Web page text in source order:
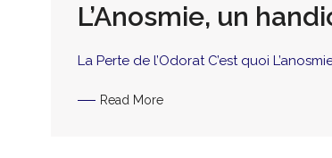
L’Anosmie, un
La Perte de l’Odorat C’est quoi
Read More